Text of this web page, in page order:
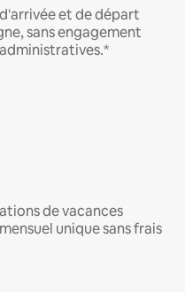
et de départ
sans engagement
de vacances
unique sans frais